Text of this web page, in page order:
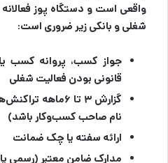
واقعی است و دستگاه پوز
شغلی و بانکی زیر ضروری است:
جواز کسب، پروانه کسب
قانونی بودن فعالیت شغلی
گزارش ۳ تا ۶ماهه
نام صاحب کسب‌وکار باشد)
ارائه سفته یا چک ضمانت
مدارک ضامن معتبر (رسمی